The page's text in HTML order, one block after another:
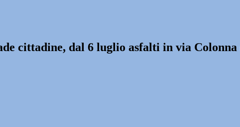
cittadine, dal 6 luglio asfalti in via Colonna